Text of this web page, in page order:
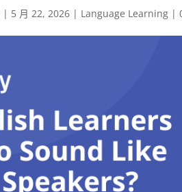
| 5 月 22, 2026 | Language Learning |